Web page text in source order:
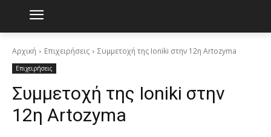
Αρχική Επιχειρήσεις Συμμετοχή της Ioniki στην 12η Artozyma
Επιχειρήσεις
Συμμετοχή της Ioniki στην
12η Artozyma